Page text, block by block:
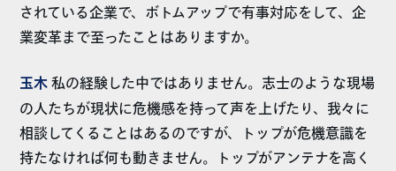
されている企業で、ボトムアップで有事対応をして、企
業変革まで至ったことはありますか。
玉木私の経験した中ではありません。志士のような現場
の人たちが現状に危機感を持って声を上げたり、我々に
相談してくることはあるのですが、トップが危機意識を
持たなければ何も動きません。トップがアンテナを高く